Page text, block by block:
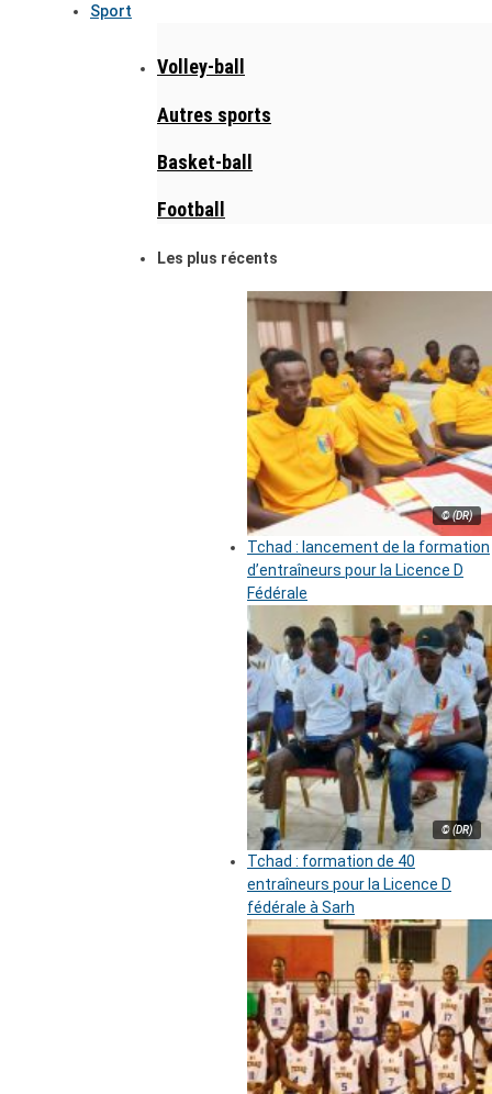
Sport
Volley-ball
Autres sports
Basket-ball
Football
Les plus récents
© (DR)
Tchad : lancement de la formation
d’entraîneurs pour la Licence D
Fédérale
© (DR)
Tchad : formation de 40
entraîneurs pour la Licence D
fédérale à Sarh